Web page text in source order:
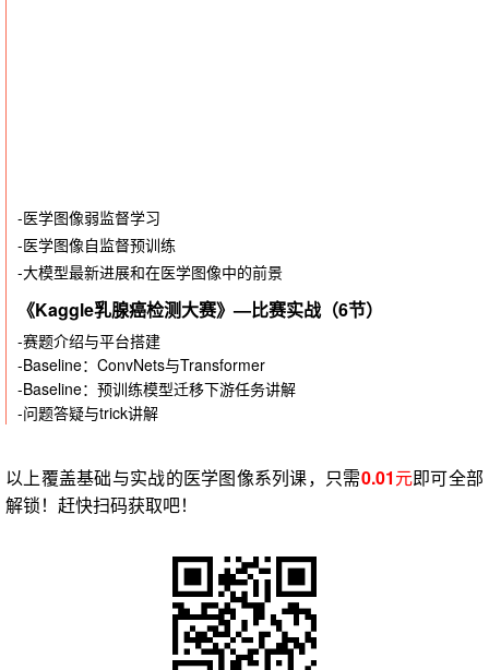
-医学图像弱监督学习
-医学图像自监督预训练
-大模型最新进展和在医学图像中的前景
《Kaggle乳腺癌检测大赛》—比赛实战（6节）
-赛题介绍与平台搭建
-Baseline：ConvNets与Transformer
-Baseline：预训练模型迁移下游任务讲解
-问题答疑与trick讲解
以上覆盖基础与实战的医学图像系列课，只需0.01元即可全部
解锁！赶快扫码获取吧！